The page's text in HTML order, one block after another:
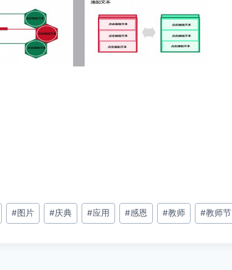
#图片 #庆典 #应用 #感恩 #教师 #教师节